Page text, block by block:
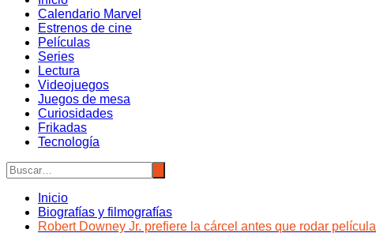
Calendario Marvel
Estrenos de cine
Películas
Series
Lectura
Videojuegos
Juegos de mesa
Curiosidades
Frikadas
Tecnología
Inicio
Biografías y filmografías
Robert Downey Jr. prefiere la cárcel antes que rodar película